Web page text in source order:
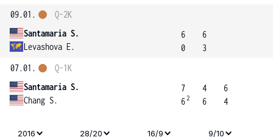
09.01.
Santamaria S.
Levashova E.
Q-2K
6
0
6
3
07.01.
Santamaria S.
Chang S.
Q-1K
7
62
4
6
6
4
2016 28/20 16/9
9/10